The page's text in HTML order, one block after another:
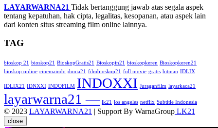
LAYARWARNA21 Tidak bertanggung jawab atas segala aspek
tentang kepatuhan, hak cipta, legalitas, kesopanan, atau aspek lain
dari konten situs streaming film online lainnya.
TAG
bioskop 21 bioskop21 BioskopGratis21 Bioskopin21 bioskopkeren Bioskopkeren21
bioskop online cinemaindo dunia21 filmbioskop21 full movie gratis hitman IDLIX
IDLIX21 IDNXXI INDOFILM INDOXXI Juraganfilm layarkaca21
layarwarna21 — lk21 los angeles netflix Subtitle Indonesia
© 2023 LAYARWARNA21 | Support By WarnaGroup LK21
close